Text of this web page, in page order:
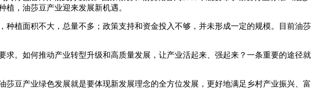
，油莎豆产业迎来发展新机遇。
植面积不大，总量不多；政策支持和资金投入不够，并未形成一定的规模。目前油莎
。如何推动产业转型升级和高质量发展，让产业活起来、强起来？一条重要的途径就
产业绿色发展就是要体现新发展理念的全方位发展，更好地满足乡村产业振兴、富